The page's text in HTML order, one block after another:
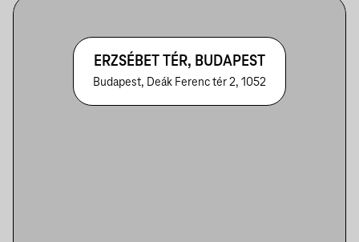
ERZSÉBET TÉR, BUDAPEST
Budapest, Deák Ferenc tér 2, 1052